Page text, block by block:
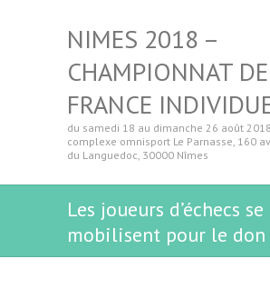
NIMES 2018 –
CHAMPIONNAT DE
FRANCE
du samedi 18 au dimanche 26 août
complexe omnisport Le Parnasse, 160
du Languedoc, 30000 Nîmes
Les joueurs d’échecs se
mobilisent pour le don